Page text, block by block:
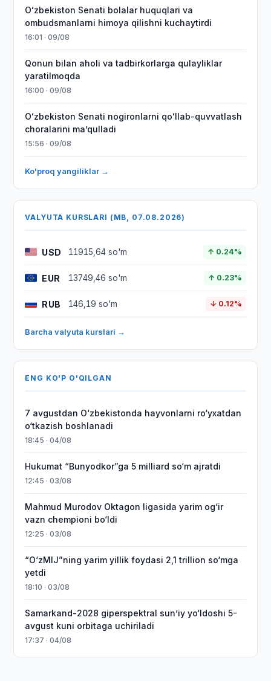
Oʻzbekiston Senati bolalar huquqlari va
ombudsmanlarni himoya qilishni kuchaytirdi
16:01 · 09/08
Qonun bilan aholi va tadbirkorlarga qulayliklar
yaratilmoqda
16:00 · 09/08
Oʻzbekiston Senati nogironlarni qoʻllab-quvvatlash
choralarini maʼqulladi
15:56 · 09/08
Ko'proq yangiliklar →
VALYUTA KURSLARI (MB, 07.08.2026)
USD 11915,64 so'm ↑ 0.24%
EUR 13749,46 so'm ↑ 0.23%
RUB 146,19 so'm ↓ 0.12%
Barcha valyuta kurslari →
ENG KO'P O'QILGAN
7 avgustdan O‘zbekistonda hayvonlarni ro‘yxatdan
o‘tkazish boshlanadi
18:45 · 04/08
Hukumat “Bunyodkor”ga 5 milliard so‘m ajratdi
12:45 · 03/08
Mahmud Murodov Oktagon ligasida yarim og‘ir
vazn chempioni bo‘ldi
12:25 · 03/08
“O‘zMIJ”ning yarim yillik foydasi 2,1 trillion so‘mga
yetdi
18:10 · 03/08
Samarkand-2028 giperspektral sun’iy yo‘ldoshi 5-
avgust kuni orbitaga uchiriladi
17:37 · 04/08